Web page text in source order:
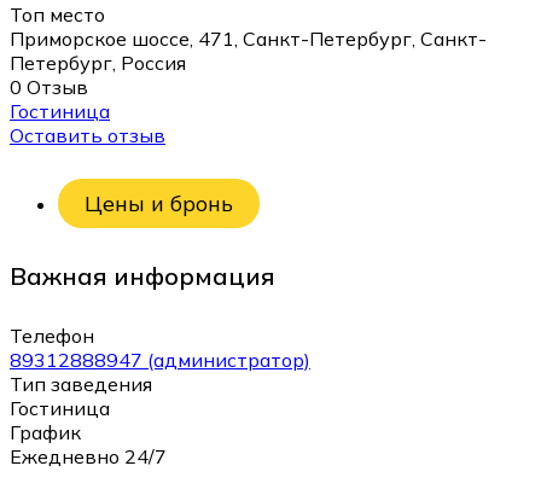
Топ место
Приморское шоссе, 471, Санкт-Петербург, Санкт-
Петербург, Россия
0 Отзыв
Гостиница
Оставить отзыв
Цены и бронь
Важная информация
Телефон
89312888947 (администратор)
Тип заведения
Гостиница
График
Ежедневно 24/7